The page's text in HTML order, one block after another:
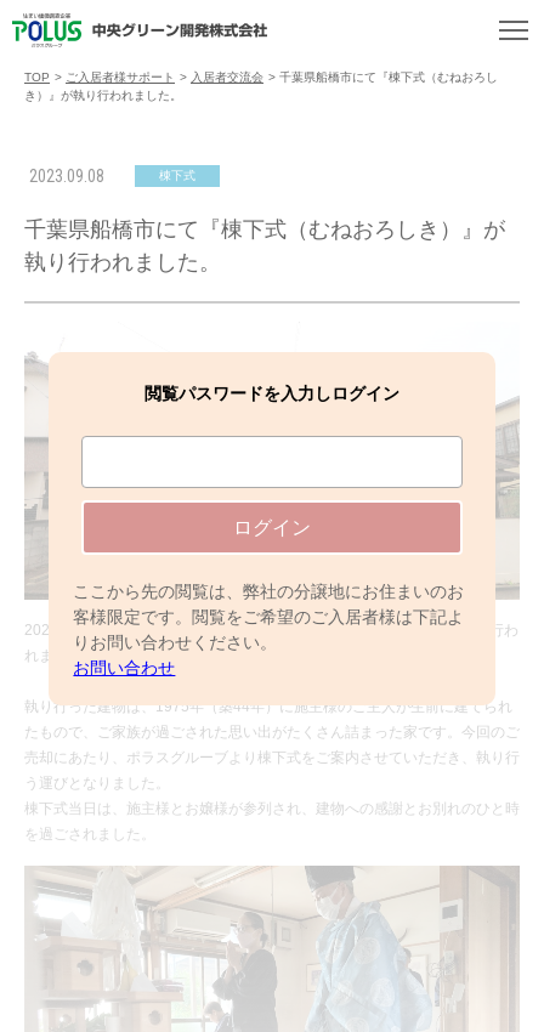
TOP > ご入居者様サポート > 入居者交流会 > 千葉県船橋市にて『棟下式（むねおろし
き）』が執り行われました。
2023.09.08 棟下式
千葉県船橋市にて『棟下式（むねおろしき）』が
執り行われました。
閲覧パスワードを入力しログイン
ログイン
ここから先の閲覧は、弊社の分譲地にお住まいのお
客様限定です。閲覧をご希望のご入居者様は下記よ
りお問い合わせください。
お問い合わせ
2023年9月吉日、千葉県船橋市にて『棟下式（むねおろしき）』が執り行わ
れました。
執り行った建物は、1975年（築44年）に施主様のご主人が生前に建てられ
たもので、ご家族が過ごされた思い出がたくさん詰まった家です。今回のご
売却にあたり、ポラスグルーブより棟下式をご案内させていただき、執り行
う運びとなりました。
棟下式当日は、施主様とお嬢様が参列され、建物への感謝とお別れのひと時
を過ごされました。